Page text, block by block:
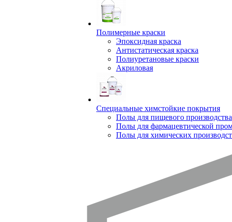
Полимерные краски
Эпоксидная краска
Антистатическая краска
Полиуретановые краски
Акриловая
Специальные химстойкие покрытия
Полы для пищевого производства
Полы для фармацевтической
Полы для химических